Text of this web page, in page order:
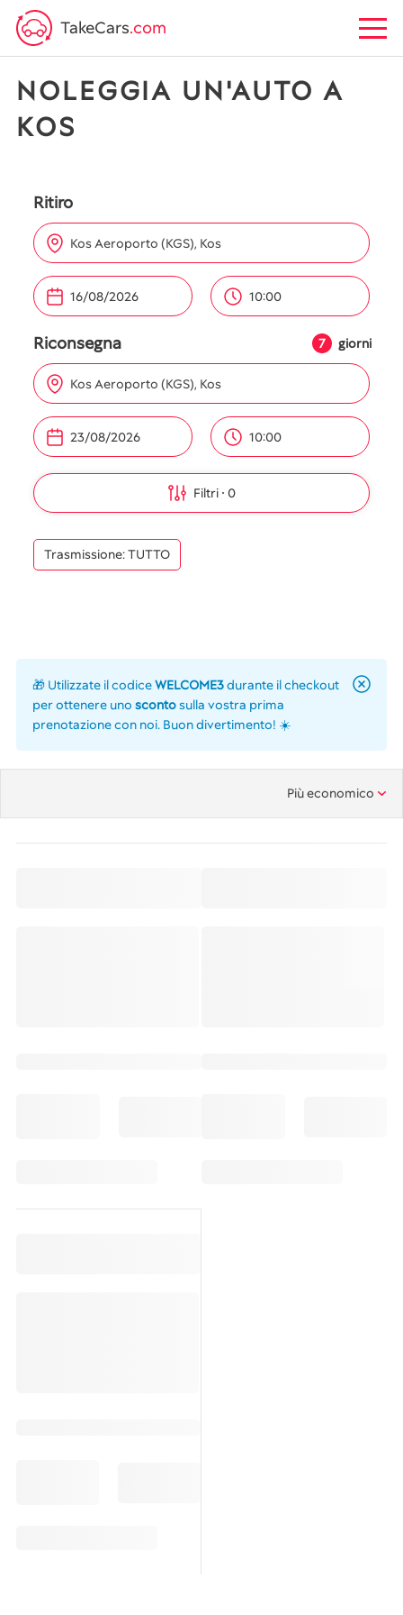
TakeCars.com
NOLEGGIA UN'AUTO A
KOS
Ritiro
Kos Aeroporto (KGS), Kos
10:00
Riconsegna 7 giorni
Kos Aeroporto (KGS), Kos
10:00
Filtri 0
Trasmissione: TUTTO
🎁 Utilizzate il codiceWELCOME3durante il checkout
per ottenere uno scontosulla vostra prima
prenotazione con noi. Buon divertimento! ☀️
Più economico